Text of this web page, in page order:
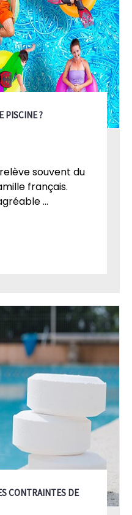
PISCINE ?
souvent du
français.
...
CONTRAINTES DE